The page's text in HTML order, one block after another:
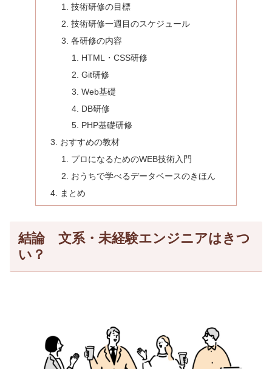
技術研修の目標
技術研修一週目のスケジュール
各研修の内容
HTML・CSS研修
Git研修
Web基礎
DB研修
PHP基礎研修
おすすめの教材
プロになるためのWEB技術入門
おうちで学べるデータベースのきほん
まとめ
結論 文系・未経験エンジニアはきつ
い？